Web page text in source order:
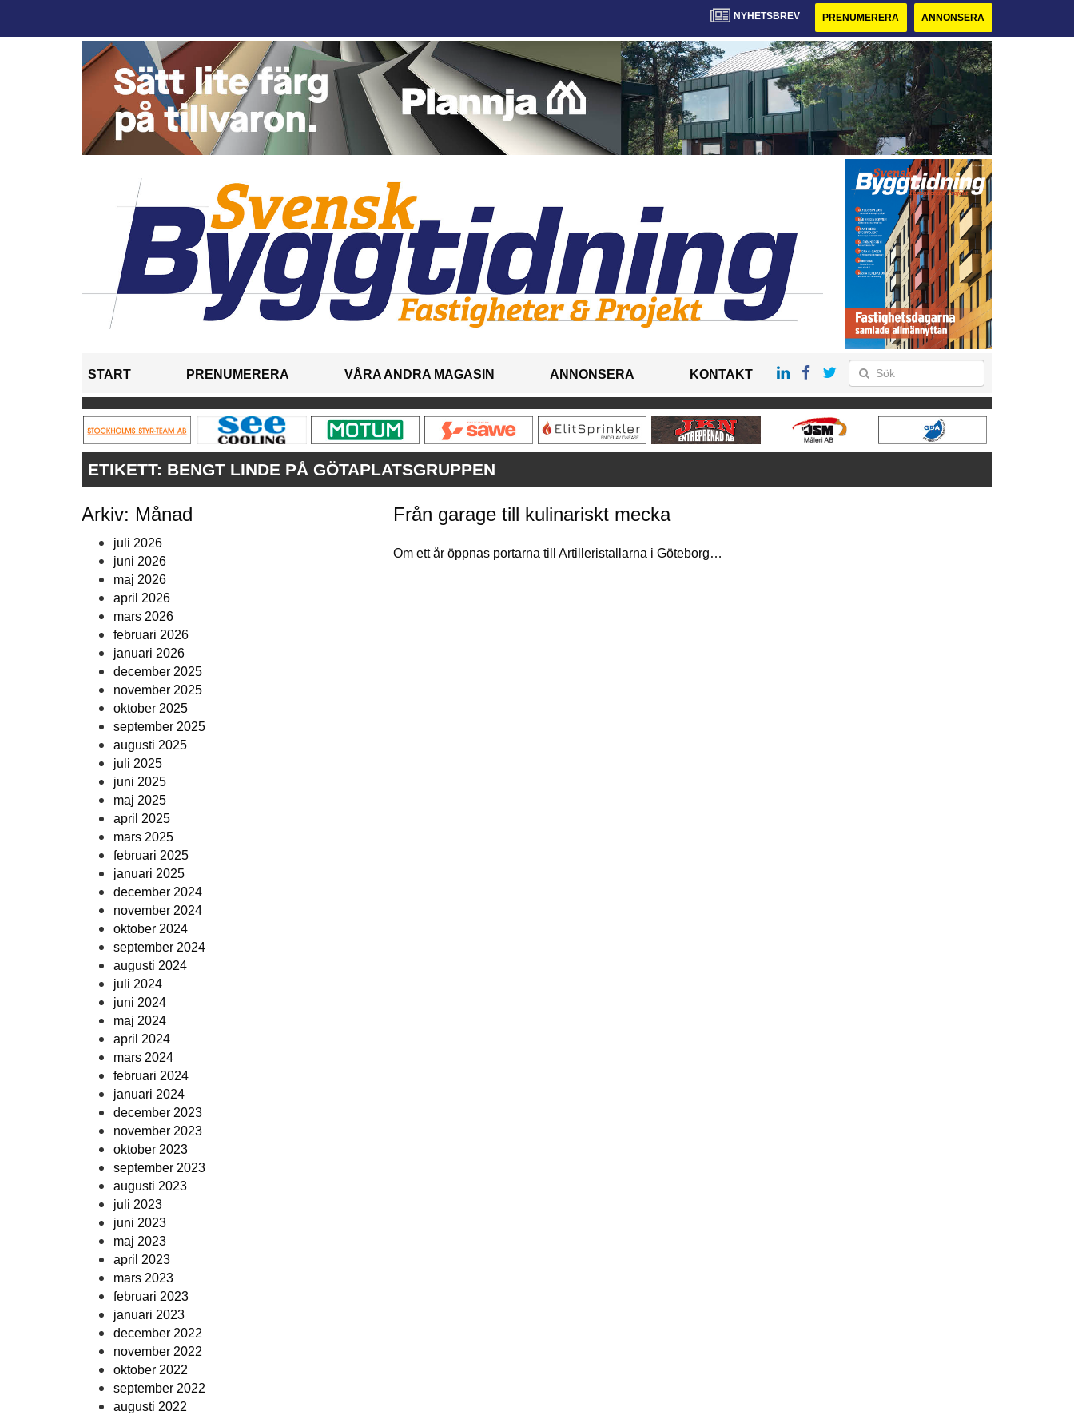
NYHETSBREV PRENUMERERA ANNONSERA
START PRENUMERERA VÅRA ANDRA MAGASIN ANNONSERA KONTAKT
ETIKETT: BENGT LINDE PÅ GÖTAPLATSGRUPPEN
Arkiv: Månad
juli 2026
juni 2026
maj 2026
april 2026
mars 2026
februari 2026
januari 2026
december 2025
november 2025
oktober 2025
september 2025
augusti 2025
juli 2025
juni 2025
maj 2025
april 2025
mars 2025
februari 2025
januari 2025
december 2024
november 2024
oktober 2024
september 2024
augusti 2024
juli 2024
juni 2024
maj 2024
april 2024
mars 2024
februari 2024
januari 2024
december 2023
november 2023
oktober 2023
september 2023
augusti 2023
juli 2023
juni 2023
maj 2023
april 2023
mars 2023
februari 2023
januari 2023
december 2022
november 2022
oktober 2022
september 2022
augusti 2022
Från garage till kulinariskt mecka
Om ett år öppnas portarna till Artilleristallarna i Göteborg…